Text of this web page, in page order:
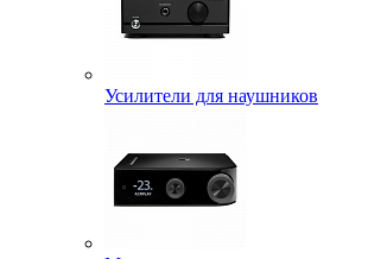
Усилители для наушников